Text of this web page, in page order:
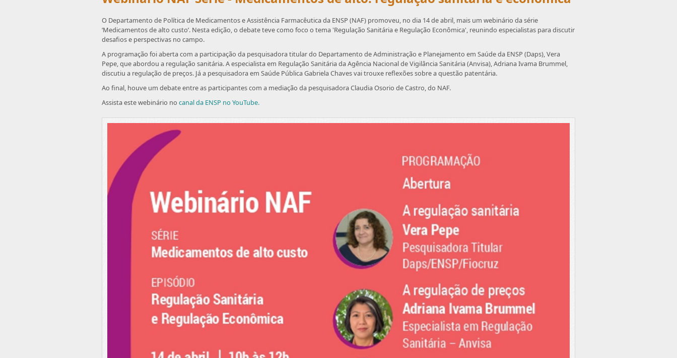
O Departamento de Política de Medicamentos e Assistência Farmacêutica da ENSP (NAF) promoveu, no dia 14 de abril, mais um webinário da série
‘Medicamentos de alto custo’. Nesta edição, o debate teve como foco o tema 'Regulação Sanitária e Regulação Econômica', reunindo especialistas para discutir
desafios e perspectivas no campo.
A programação foi aberta com a participação da pesquisadora titular do Departamento de Administração e Planejamento em Saúde da ENSP (Daps), Vera
Pepe, que abordou a regulação sanitária. A especialista em Regulação Sanitária da Agência Nacional de Vigilância Sanitária (Anvisa), Adriana Ivama Brummel,
discutiu a regulação de preços. Já a pesquisadora em Saúde Pública Gabriela Chaves vai trouxe reflexões sobre a questão patentária.
Ao final, houve um debate entre as participantes com a mediação da pesquisadora Claudia Osorio de Castro, do NAF.
Assista este webinário no canal da ENSP no YouTube.